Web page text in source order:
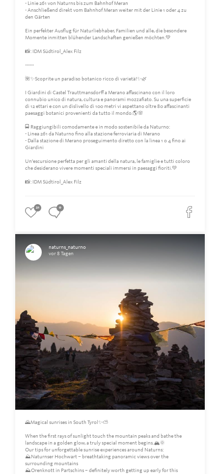
- Linie 261 von Naturns bis zum Bahnhof Meran
- Anschließend direkt vom Bahnhof Meran weiter mit der Linie 1 oder 4 zu
den Gärten
Ein perfekter Ausflug für Naturliebhaber, Familien und alle, die besondere
Momente inmitten blühender Landschaften genießen möchten.💚
📸: IDM Südtirol_Alex Filz
------
🌺✨Scoprite un paradiso botanico ricco di varietà!✨🌿
I Giardini di Castel Trauttmansdorff a Merano affascinano con il loro
connubio unico di natura, cultura e panorami mozzafiato. Su una superficie
di 12 ettari e con un dislivello di 100 metri vi aspettano oltre 80 affascinanti
paesaggi botanici provenienti da tutto il mondo.🌎🌸
🚍 Raggiungibili comodamente e in modo sostenibile da Naturno:
- Linea 261 da Naturno fino alla stazione ferroviaria di Merano
- Dalla stazione di Merano proseguimento diretto con la linea 1 o 4 fino ai
Giardini
Un’escursione perfetta per gli amanti della natura, le famiglie e tutti coloro
che desiderano vivere momenti speciali immersi in paesaggi fioriti.💚
📸: IDM Südtirol_Alex Filz
21 0
naturns_naturno
vor 8 Tagen
🌄Magical sunrises in South Tyrol✨⛅️
When the first rays of sunlight touch the mountain peaks and bathe the
landscape in a golden glow, a truly special moment begins.🏔️🌞
Our tips for unforgettable sunrise experiences around Naturns:
⛰️Naturnser Hochwart – breathtaking panoramic views over the
surrounding mountains
⛰️Orenknott in Partschins – definitely worth getting up early for this